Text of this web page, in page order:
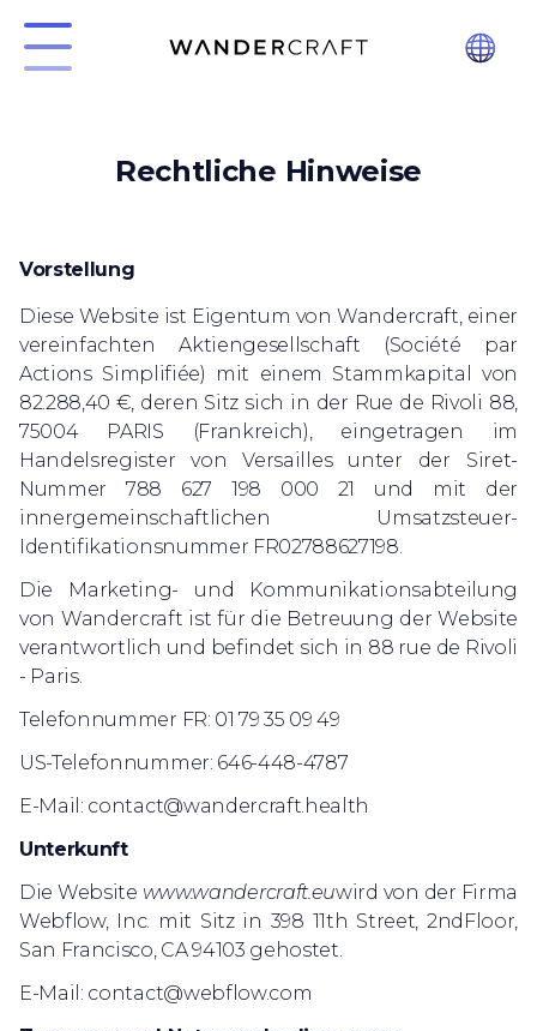
Rechtliche Hinweise
Vorstellung
Diese Website ist Eigentum von Wandercraft, einer
vereinfachten Aktiengesellschaft (Société par
Actions Simplifiée) mit einem Stammkapital von
82.288,40 €, deren Sitz sich in der Rue de Rivoli 88,
75004 PARIS (Frankreich), eingetragen im
Handelsregister von Versailles unter der Siret-
Nummer 788 627 198 000 21 und mit der
innergemeinschaftlichen Umsatzsteuer-
Identifikationsnummer FR02788627198.
Die Marketing- und Kommunikationsabteilung
von Wandercraft ist für die Betreuung der Website
verantwortlich und befindet sich in 88 rue de Rivoli
- Paris.
Telefonnummer FR: 01 79 35 09 49
US-Telefonnummer: 646-448-4787
E-Mail: contact@wandercraft.health
Unterkunft
Die Website www.wandercraft.euwird von der Firma
Webflow, Inc. mit Sitz in 398 11th Street, 2ndFloor,
San Francisco, CA 94103 gehostet.
E-Mail: contact@webflow.com